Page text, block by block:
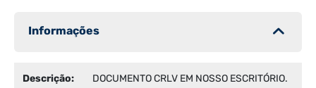
Informações
Descrição: DOCUMENTO CRLV EM NOSSO ESCRITÓRIO.